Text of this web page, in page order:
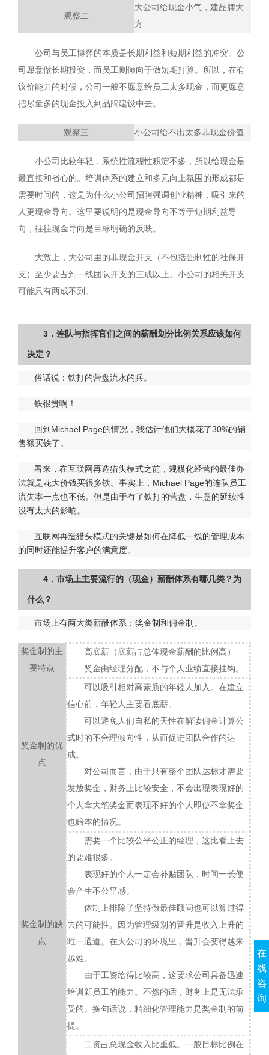
观察二
大公司给现金小气，建品牌大
方
公司与员工博弈的本质是长期利益和短期利益的冲突。公
司愿意做长期投资，而员工则倾向于做短期打算。所以，在有
议价能力的时候，公司一般不愿意给员工太多现金，而更愿意
把尽量多的现金投入到品牌建设中去。
观察三 小公司给不出太多非现金价值
小公司比较年轻，系统性流程性积淀不多，所以给现金是
最直接和省心的。培训体系的建立和多元向上氛围的形成都是
需要时间的，这是为什么小公司招聘强调创业精神，吸引来的
人更现金导向。这里要说明的是现金导向不等于短期利益导
向，往往现金导向是目标明确的反映。
大致上，大公司里的非现金开支（不包括强制性的社保开
支）至少要占到一线团队开支的三成以上。小公司的相关开支
可能只有两成不到。
3．连队与指挥官们之间的薪酬划分比例关系应该如何
决定？
俗话说：铁打的营盘流水的兵。
铁很贵啊！
回到Michael Page的情况，我估计他们大概花了30%的销
售额买铁了。
看来，在互联网再造猎头模式之前，规模化经营的最佳办
法就是花大价钱买很多铁。事实上，Michael Page的连队员工
流失率一点也不低。但是由于有了铁打的营盘，生意的延续性
没有太大的影响。
互联网再造猎头模式的关键是如何在降低一线的管理成本
的同时还能提升客户的满意度。
4．市场上主要流行的（现金）薪酬体系有哪几类？为
什么？
市场上有两大类薪酬体系：奖金制和佣金制。
奖金制的主
要特点
高底薪（底薪占总体现金薪酬的比例高）
奖金由经理分配，不与个人业绩直接挂钩。
奖金制的优
点
可以吸引相对高素质的年轻人加入。在建立
信心前，年轻人主要看底薪。
可以避免人们自私的天性在解读佣金计算公
式时的不合理倾向性，从而促进团队合作的达
成。
对公司而言，由于只有整个团队达标才需要
发放奖金，财务上比较安全，不会出现表现好的
个人拿大笔奖金而表现不好的个人即使不拿奖金
也赔本的情况。
奖金制的缺
点
需要一个比较公平公正的经理，这比看上去
的要难很多。
表现好的个人一定会补贴团队，时间一长便
会产生不公平感。
体制上排除了坚持做最佳顾问也可以算过得
去的可能性。因为管理级别的晋升是收入上升的
唯一通道。在大公司的环境里，晋升会变得越来
越难。
由于工资给得比较高，这要求公司具备迅速
培训新员工的能力。不然的话，财务上是无法承
受的。换句话说，精细化管理能力是奖金制的前
提。
工资占总现金收入比重低。一般目标比例在
在
线
咨
询